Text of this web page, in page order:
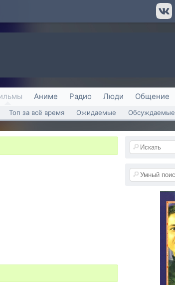
Аниме Радио Люди Общение
Топ за всё время Ожидаемые Обсуждаемые